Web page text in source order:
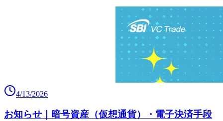
4/13/2026
お知らせ｜暗号資産（仮想通貨）・電子決済手段